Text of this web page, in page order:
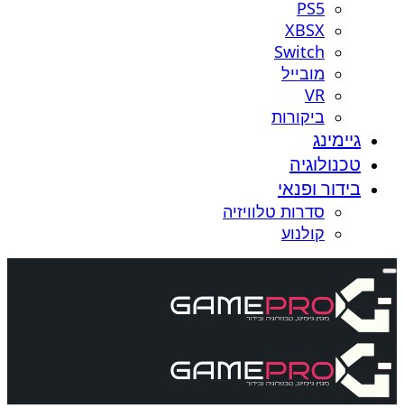
PS5
XBSX
Switch
מובייל
VR
ביקורות
גיימינג
טכנולוגיה
בידור ופנאי
סדרות טלוויזיה
קולנוע